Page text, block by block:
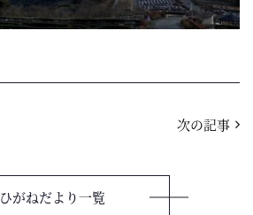
次の記事
ひがねだより一覧